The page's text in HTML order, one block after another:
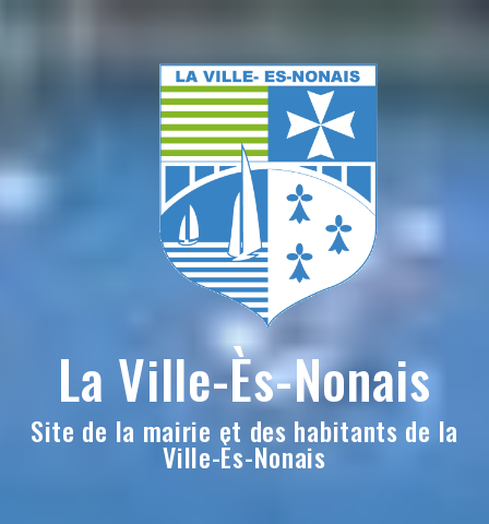
La Ville-Ès-Nonais
Site de la mairie et des habitants de la
Ville-Ès-Nonais